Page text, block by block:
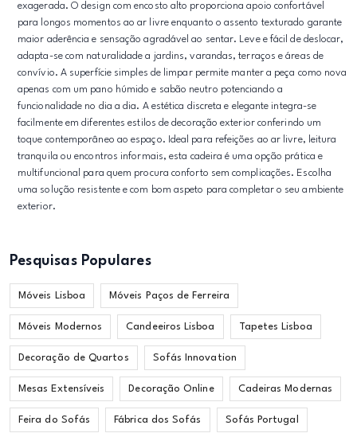
exagerada. O design com encosto alto proporciona apoio confortável
para longos momentos ao ar livre enquanto o assento texturado garante
maior aderência e sensação agradável ao sentar. Leve e fácil de deslocar,
adapta-se com naturalidade a jardins, varandas, terraços e áreas de
convívio. A superfície simples de limpar permite manter a peça como nova
apenas com um pano húmido e sabão neutro potenciando a
funcionalidade no dia a dia. A estética discreta e elegante integra-se
facilmente em diferentes estilos de decoração exterior conferindo um
toque contemporâneo ao espaço. Ideal para refeições ao ar livre, leitura
tranquila ou encontros informais, esta cadeira é uma opção prática e
multifuncional para quem procura conforto sem complicações. Escolha
uma solução resistente e com bom aspeto para completar o seu ambiente
exterior.
Pesquisas Populares
Móveis Lisboa Móveis Paços de Ferreira
Móveis Modernos Candeeiros Lisboa Tapetes Lisboa
Decoração de Quartos Sofás Innovation
Mesas Extensíveis Decoração Online Cadeiras Modernas
Feira do Sofás Fábrica dos Sofás Sofás Portugal